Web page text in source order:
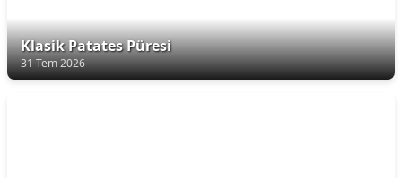
Klasik Patates Püresi
31 Tem 2026